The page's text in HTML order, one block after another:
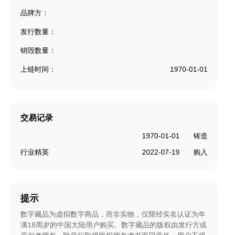
品牌方：
发行数量：
销毁数量：
上链时间： 1970-01-01
交易记录
1970-01-01
铸造
行业精英
2022-07-19 购入
提示
数字藏品为虚拟数字商品，而非实物，仅限经实名认证为年
满18周岁的中国大陆用户购买。数字藏品的版权由发行方或